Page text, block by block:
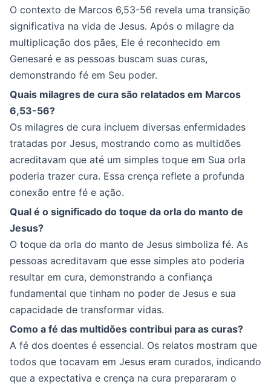
O contexto de Marcos 6,53-56 revela uma transição
significativa na vida de Jesus. Após o milagre da
multiplicação dos pães, Ele é reconhecido em
Genesaré e as pessoas buscam suas curas,
demonstrando fé em Seu poder.
Quais milagres de cura são relatados em Marcos
6,53-56?
Os milagres de cura incluem diversas enfermidades
tratadas por Jesus, mostrando como as multidões
acreditavam que até um simples toque em Sua orla
poderia trazer cura. Essa crença reflete a profunda
conexão entre fé e ação.
Qual é o significado do toque da orla do manto de
Jesus?
O toque da orla do manto de Jesus simboliza fé. As
pessoas acreditavam que esse simples ato poderia
resultar em cura, demonstrando a confiança
fundamental que tinham no poder de Jesus e sua
capacidade de transformar vidas.
Como a fé das multidões contribui para as curas?
A fé dos doentes é essencial. Os relatos mostram que
todos que tocavam em Jesus eram curados, indicando
que a expectativa e crença na cura prepararam o